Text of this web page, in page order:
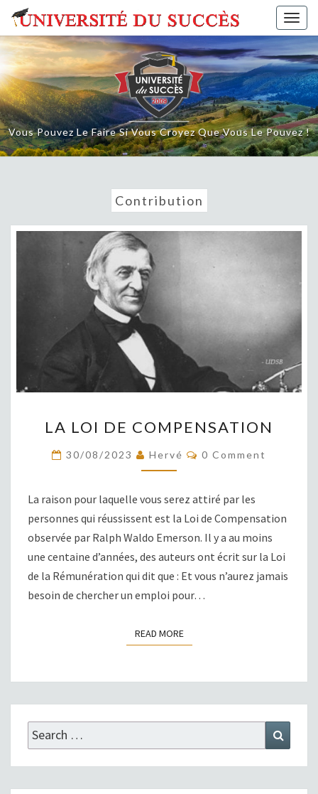
Skip
content
Vous Pouvez Le Faire Si Vous Croyez Que Vous Le Pouvez !
Contribution
LOI
DE
COMPENSATION
LA LOI DE COMPENSATION
30/08/2023 Hervé COMMENTS
0 Comment
La raison pour laquelle vous serez attiré par les
personnes qui réussissent est la Loi de Compensation
observée par Ralph Waldo Emerson. Il y a au moins
une centaine d’années, des auteurs ont écrit sur la Loi
de la Rémunération qui dit que : Et vous n’aurez jamais
besoin de chercher un emploi pour…
READ MOREREAD MORE
Search
for: